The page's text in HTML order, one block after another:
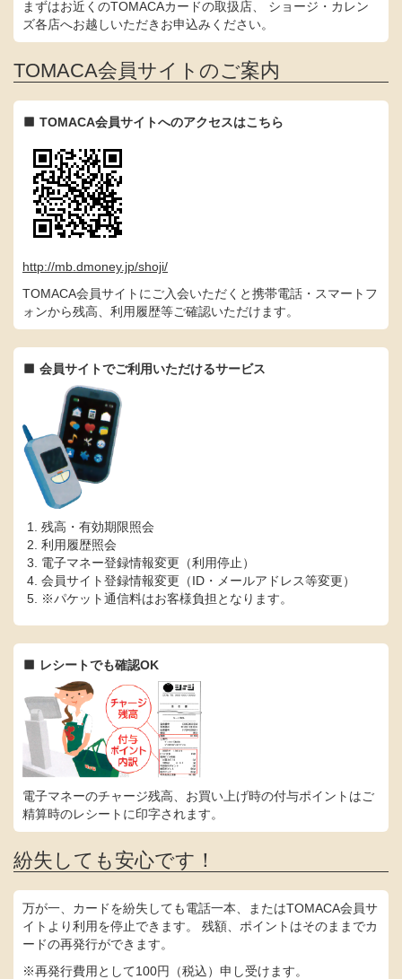
まずはお近くのTOMACAカードの取扱店、 ショージ・カレン
ズ各店へお越しいただきお申込みください。
TOMACA会員サイトのご案内
TOMACA会員サイトへのアクセスはこちら
http://mb.dmoney.jp/shoji/
TOMACA会員サイトにご入会いただくと携帯電話・スマートフ
ォンから残高、利用履歴等ご確認いただけます。
会員サイトでご利用いただけるサービス
残高・有効期限照会
利用履歴照会
電子マネー登録情報変更（利用停止）
会員サイト登録情報変更（ID・メールアドレス等変更）
※パケット通信料はお客様負担となります。
レシートでも確認OK
電子マネーのチャージ残高、お買い上げ時の付与ポイントはご
精算時のレシートに印字されます。
紛失しても安心です！
万が一、カードを紛失しても電話一本、またはTOMACA会員サ
イトより利用を停止できます。 残額、ポイントはそのままでカ
ードの再発行ができます。
※再発行費用として100円（税込）申し受けます。